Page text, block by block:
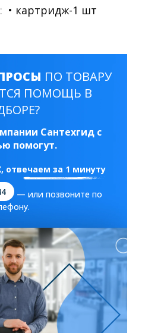
• картридж-1 шт
ПО ТОВАРУ
ПОМОЩЬ В
Сантехгид с
помогут.
, отвечаем за 1 минуту
— или позвоните по